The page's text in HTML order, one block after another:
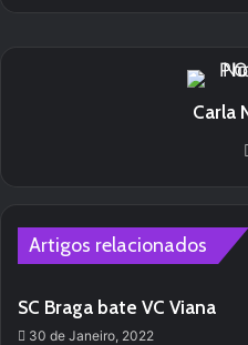
Carla
Artigos relacionados
SC Braga bate VC Viana
30 de Janeiro, 2022